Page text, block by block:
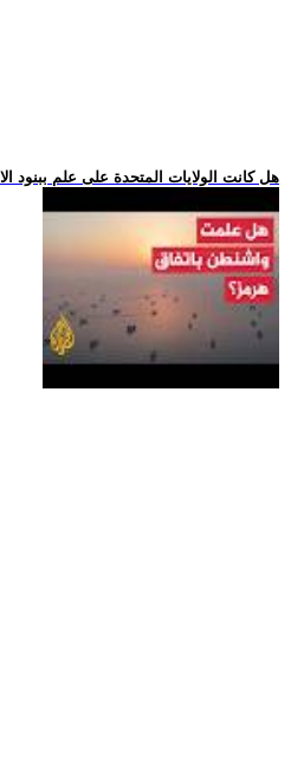
.. هل كانت الولايات المتحدة على علم ببنود